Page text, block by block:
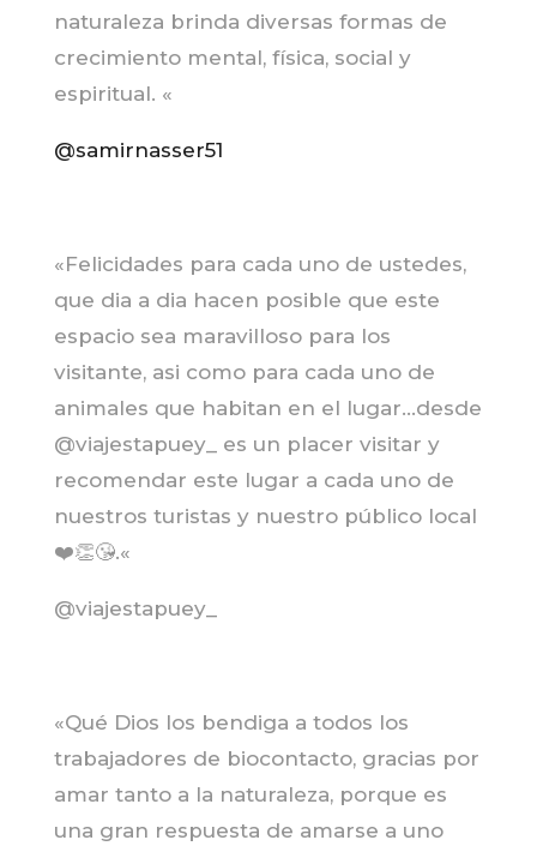
naturaleza brinda diversas formas de
crecimiento mental, física, social y
espiritual. «
@samirnasser51
«Felicidades para cada uno de ustedes,
que dia a dia hacen posible que este
espacio sea maravilloso para los
visitante, asi como para cada uno de
animales que habitan en el lugar…desde
@viajestapuey_ es un placer visitar y
recomendar este lugar a cada uno de
nuestros turistas y nuestro público local
❤️👏😘.«
@viajestapuey_
«Qué Dios los bendiga a todos los
trabajadores de biocontacto, gracias por
amar tanto a la naturaleza, porque es
una gran respuesta de amarse a uno